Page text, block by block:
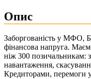
Опис
Заборгованість у МФО,
фінансова напруга.
ніж 300 позичальникам:
навантаження,
Кредиторами, перемоги